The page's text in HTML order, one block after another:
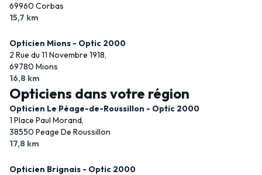
69960 Corbas
15,7 km
Opticien Mions - Optic 2000
2 Rue du 11 Novembre 1918,
69780 Mions
16,8 km
Opticiens dans votre région
Opticien Le Péage-de-Roussillon - Optic 2000
1 Place Paul Morand,
38550 Peage De Roussillon
17,8 km
Opticien Brignais - Optic 2000